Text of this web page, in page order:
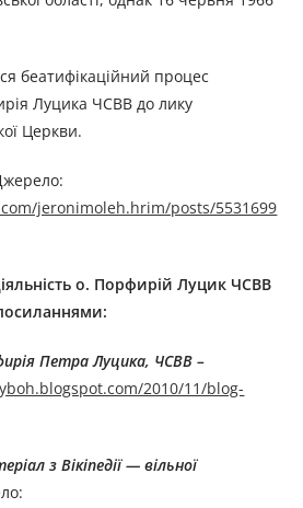
беатифікаційний процес
Луцика ЧСВВ до лику
Церкви.
jeronimoleh.hrim/posts/5531699
о. Порфирій Луцик ЧСВВ
Петра Луцика, ЧСВВ –
2010/11/blog-
з Вікіпедії — вільної